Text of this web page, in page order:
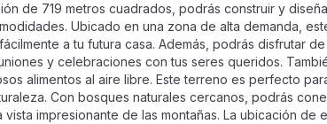
de 719 metros cuadrados, podrás construir y
Ubicado en una zona de alta demanda,
a tu futura casa. Además, podrás disfrutar
y celebraciones con tus seres queridos.
alimentos al aire libre. Este terreno es perfecto
Con bosques naturales cercanos, podrás
vista impresionante de las montañas. La ubicación